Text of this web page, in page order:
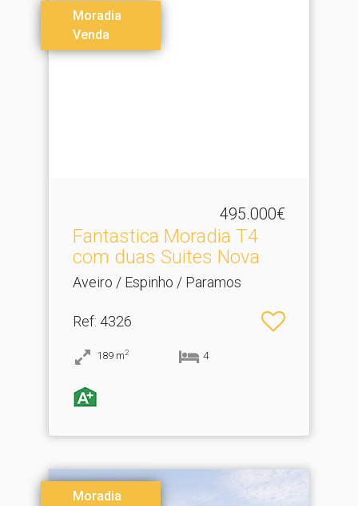
Moradia
Venda
495.000€
Fantastica Moradia T4
com duas Suites Nova
Aveiro / Espinho / Paramos
Ref: 4326
189 m2 4
Moradia